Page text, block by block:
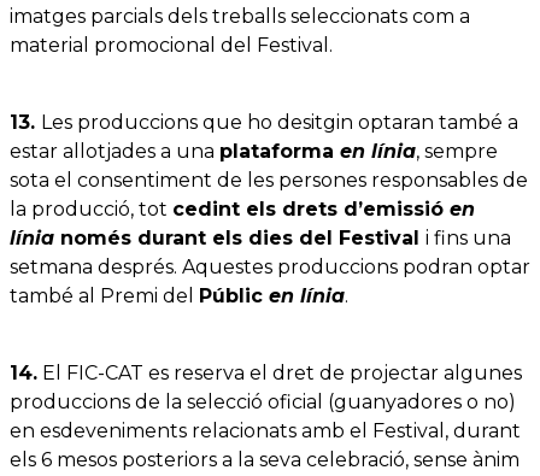
imatges parcials dels treballs seleccionats com a
material promocional del Festival.
13. Les produccions que ho desitgin optaran també a
estar allotjades a una plataforma en línia, sempre
sota el consentiment de les persones responsables de
la producció, tot cedint els drets d’emissió en
línia només durant els dies del Festival i fins una
setmana després. Aquestes produccions podran optar
també al Premi del Públic en línia.
14. El FIC-CAT es reserva el dret de projectar algunes
produccions de la selecció oficial (guanyadores o no)
en esdeveniments relacionats amb el Festival, durant
els 6 mesos posteriors a la seva celebració, sense ànim